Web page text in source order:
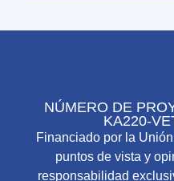
NÚMERO DE
KA220-
Financiado por la
puntos de vista y
responsabilidad